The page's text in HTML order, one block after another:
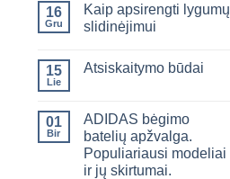
16
Gru
Kaip apsirengti lygumų
slidinėjimui
15
Lie
Atsiskaitymo būdai
01
Bir
ADIDAS bėgimo
batelių apžvalga.
Populiariausi modeliai
ir jų skirtumai.